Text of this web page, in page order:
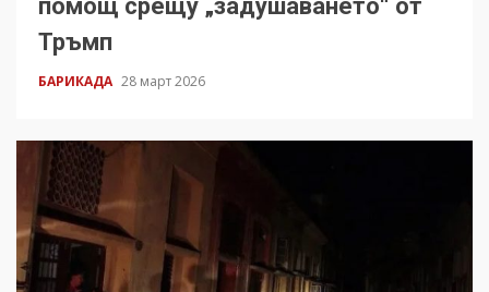
помощ срещу „задушаването“ от
Тръмп
БАРИКАДА 28 март 2026